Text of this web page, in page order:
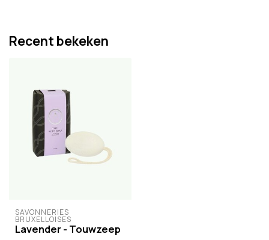
Recent bekeken
SAVONNERIES
BRUXELLOISES
Lavender - Touwzeep